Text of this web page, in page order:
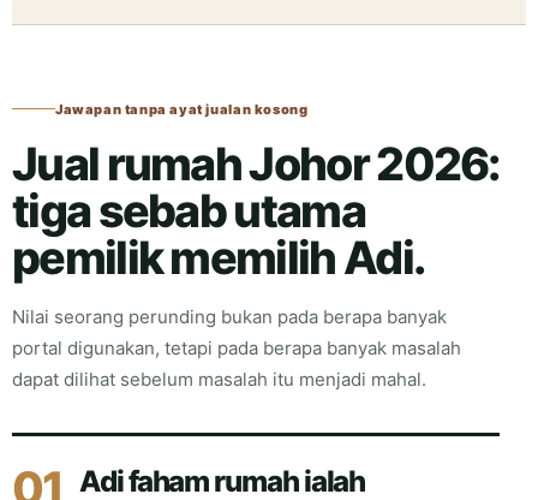
Jawapan tanpa ayat jualan kosong
Jual rumah Johor 2026:
tiga sebab utama
pemilik memilih Adi.
Nilai seorang perunding bukan pada berapa banyak
portal digunakan, tetapi pada berapa banyak masalah
dapat dilihat sebelum masalah itu menjadi mahal.
01 Adi faham rumah ialah